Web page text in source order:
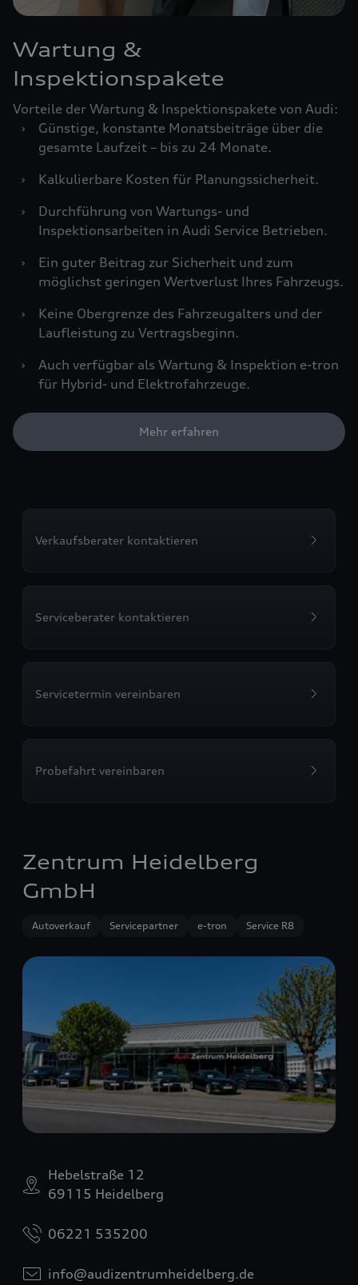
Wartung &
Inspektionspakete
Vorteile der Wartung & Inspektionspakete von Audi:
›
Günstige, konstante Monatsbeiträge über die
gesamte Laufzeit – bis zu 24 Monate.
›
Kalkulierbare Kosten für Planungssicherheit.
›
Durchführung von Wartungs- und
Inspektionsarbeiten in Audi Service Betrieben.
›
Ein guter Beitrag zur Sicherheit und zum
möglichst geringen Wertverlust Ihres Fahrzeugs.
›
Keine Obergrenze des Fahrzeugalters und der
Laufleistung zu Vertragsbeginn.
›
Auch verfügbar als Wartung & Inspektion e-tron
für Hybrid- und Elektrofahrzeuge.
Mehr erfahren
Verkaufsberater kontaktieren
Serviceberater kontaktieren
Servicetermin vereinbaren
Probefahrt vereinbaren
Zentrum Heidelberg
GmbH
Autoverkauf Servicepartner e-tron Service R8
Hebelstraße 12
69115 Heidelberg
06221 535200
info@audizentrumheidelberg.de